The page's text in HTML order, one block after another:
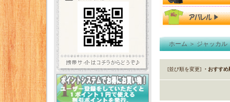
ホーム＞ジャッカル
[並び順を変更] ・おすすめ